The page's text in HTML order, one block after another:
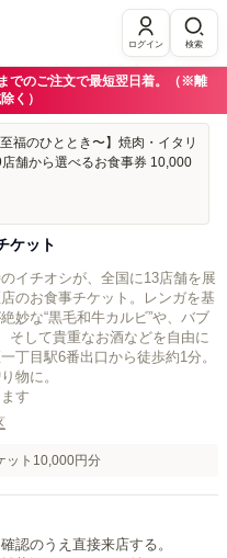
ログイン 検索
でのご注文で最短翌日着。（※離
く）
福のひととき〜】焼肉・イタリ
舗から選べるお食事券 10,000
ケット
イチオシが、全国に13店舗を展
のお食事チケット。レンガを基
妙な“黒毛和牛カルビ”や、バブ
そして貴重なお酒などを自由に
丁目駅6番出口から徒歩約1分。
物に。
す
ット10,000円分
認のうえ直接来店する。